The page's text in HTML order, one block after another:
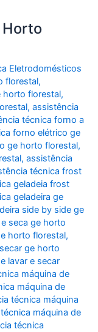
Horto
Eletrodomésticos
florestal,
horto florestal,
,assistência
técnica forno a
forno elétrico ge
ge horto florestal,
,assistência
técnica frost
geladeia frost
geladeira ge
side by side ge
seca ge horto
horto florestal,
ge horto
lavar e secar
máquina de
máquina de
técnica máquina
máquina de
técnica